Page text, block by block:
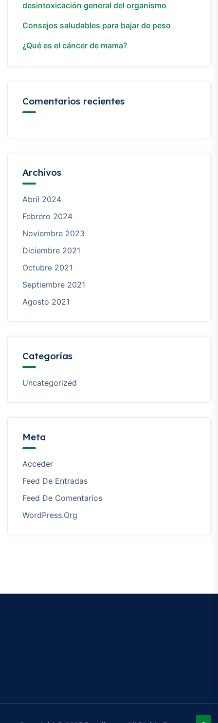
desintoxicación general del organismo
Consejos saludables para bajar de peso
¿Qué es el cáncer de mama?
Comentarios recientes
Archivos
Abril 2024
Febrero 2024
Noviembre 2023
Diciembre 2021
Octubre 2021
Septiembre 2021
Agosto 2021
Categorías
Uncategorized
Meta
Acceder
Feed De Entradas
Feed De Comentarios
WordPress.org